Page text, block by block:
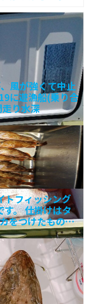
風が強くて中止
に遊漁船(乗り合
り水深
トフィッシング
す。 仕掛けはタ
をつけたもの。